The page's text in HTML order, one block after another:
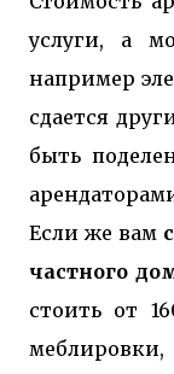
услуги, а
например
сдается
быть
Если же вам
частного
стоить от
меблировки,